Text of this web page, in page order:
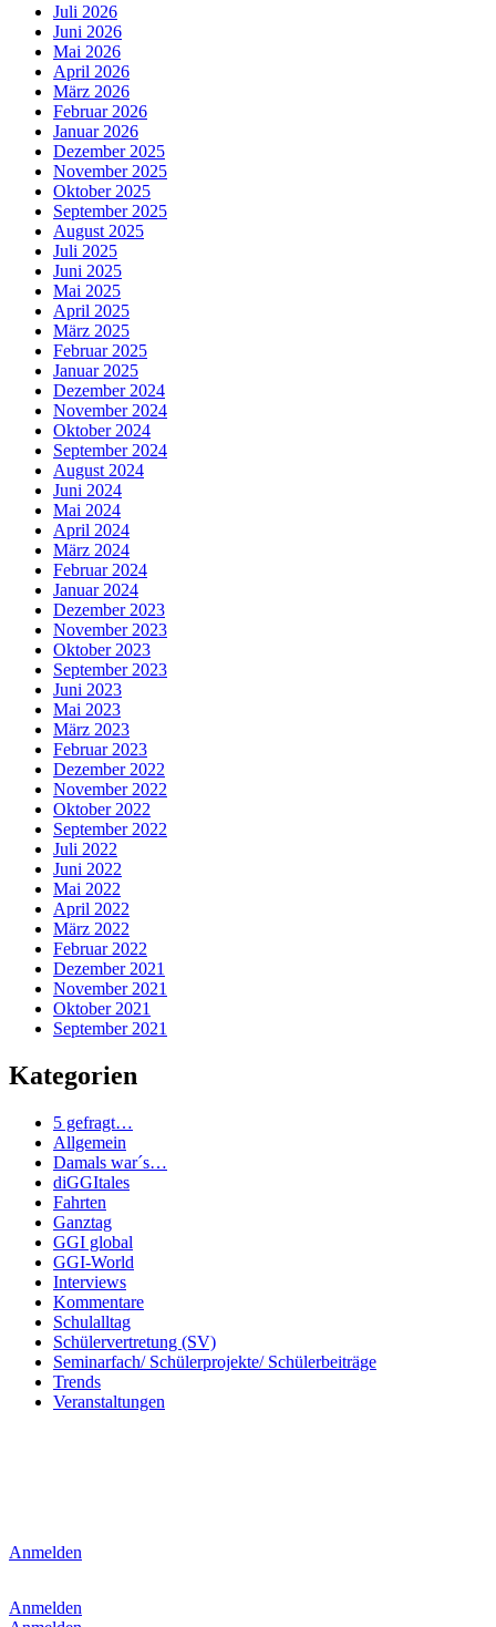
Juli 2026
Juni 2026
Mai 2026
April 2026
März 2026
Februar 2026
Januar 2026
Dezember 2025
November 2025
Oktober 2025
September 2025
August 2025
Juli 2025
Juni 2025
Mai 2025
April 2025
März 2025
Februar 2025
Januar 2025
Dezember 2024
November 2024
Oktober 2024
September 2024
August 2024
Juni 2024
Mai 2024
April 2024
März 2024
Februar 2024
Januar 2024
Dezember 2023
November 2023
Oktober 2023
September 2023
Juni 2023
Mai 2023
März 2023
Februar 2023
Dezember 2022
November 2022
Oktober 2022
September 2022
Juli 2022
Juni 2022
Mai 2022
April 2022
März 2022
Februar 2022
Dezember 2021
November 2021
Oktober 2021
September 2021
Kategorien
5 gefragt…
Allgemein
Damals war´s…
diGGItales
Fahrten
Ganztag
GGI global
GGI-World
Interviews
Kommentare
Schulalltag
Schülervertretung (SV)
Seminarfach/ Schülerprojekte/ Schülerbeiträge
Trends
Veranstaltungen
Anmelden
Anmelden